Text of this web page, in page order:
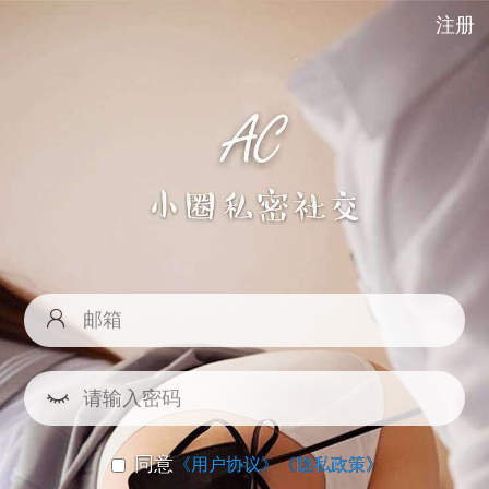
注册
同意《用户协议》《隐私政策》